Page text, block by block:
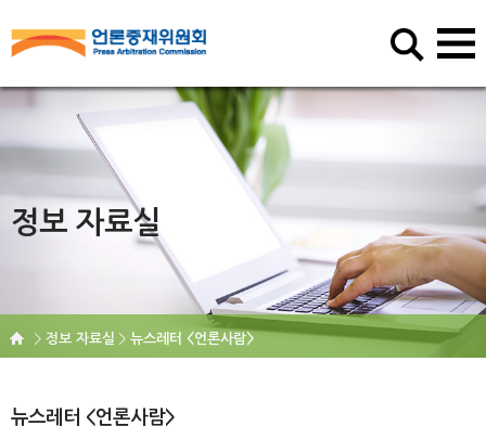
정보 자료실
정보 자료실 뉴스레터 <언론사람>
뉴스레터 <언론사람>